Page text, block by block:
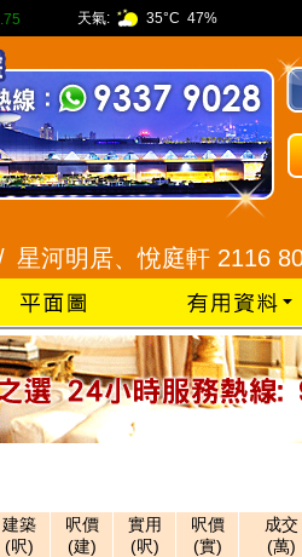
天氣: 35°C 47%
河明居、悅庭軒 2116
建築
(呎)
呎價
(建)
實用
(呎)
呎價
(實)
成交
(萬)